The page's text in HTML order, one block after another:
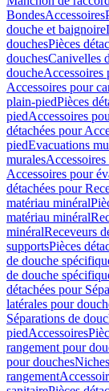
BondesAccessoires
douche et baignoire
douchesPièces
douchesCanivelles
doucheAccessoires
Accessoires pour
plain-piedPièces
piedAccessoires
détachées pour
piedEvacuations
murales
Accessoires pour
détachées pour
matériau minéral
matériau minéral
minéralReceveurs
supportsPièces
de douche
de douche
détachées pour
latérales pour
Séparations de
piedAccessoires
rangement pour
pour douches
rangement